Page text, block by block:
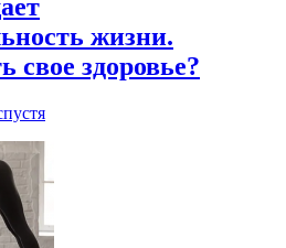
жизни.
свое здоровье?